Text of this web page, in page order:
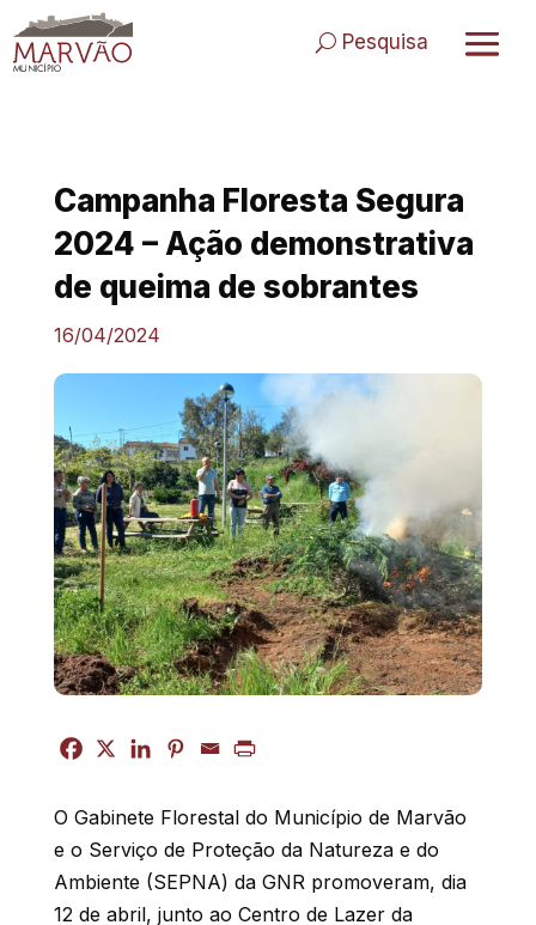
to
content
Pesquisa
Campanha Floresta Segura
2024 – Ação demonstrativa
de queima de sobrantes
16/04/2024
O Gabinete Florestal do Município de Marvão
e o Serviço de Proteção da Natureza e do
Ambiente (SEPNA) da GNR promoveram, dia
12 de abril, junto ao Centro de Lazer da